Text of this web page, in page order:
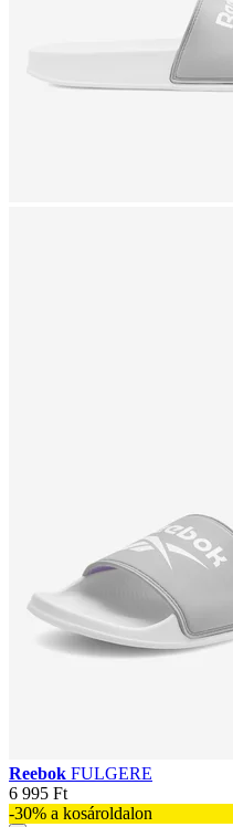
Reebok FULGERE
6 995 Ft
-30% a kosároldalon